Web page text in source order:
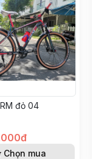
đỏ 04
Chọn mua